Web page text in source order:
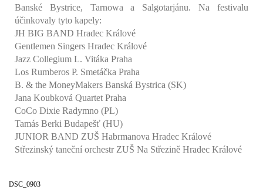
Banské Bystrice, Tarnowa a Salgotarjánu. Na festivalu
účinkovaly tyto kapely:
JH BIG BAND Hradec Králové
Gentlemen Singers Hradec Králové
Jazz Collegium L. Vitáka Praha
Los Rumberos P. Smetáčka Praha
B. & the MoneyMakers Banská Bystrica (SK)
Jana Koubková Quartet Praha
CoCo Dixie Radymno (PL)
Tamás Berki Budapešť (HU)
JUNIOR BAND ZUŠ Habrmanova Hradec Králové
Střezinský taneční orchestr ZUŠ Na Střezině Hradec Králové
DSC_0903